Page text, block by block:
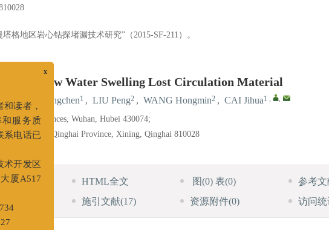
格地区岩心钻探堵漏技术研究”（2015-SF-211）。
of a New Water Swelling Lost Circulation Material
, DUAN Longchen1 , LIU Peng2 , WANG Hongmin2 , CAI Jihua1 , ,
of Geosciences, Wuhan, Hubei 430074;
Institute of Qinghai Province, Xining, Qinghai 810028
HTML全文 图(0) 表(0) 参考文
施引文献(17) 资源附件(0) 访问统
作者和读者，
率和服务质
联系电话已
济技术开发区